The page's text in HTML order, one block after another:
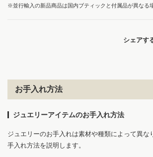
※並行輸入の新品商品は国内ブティックと付属品が異なる
シェアす
お手入れ方法
ジュエリーアイテムのお手入れ方法
ジュエリーのお手入れは素材や種類によって異な
手入れ方法を説明します。